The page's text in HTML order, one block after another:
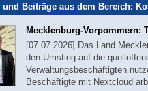
und Beiträge aus dem Bereich:
Mecklenburg-Vorpommern:
[07.07.2026] Das Land
den Umstieg auf die
Verwaltungsbeschäftigten
Beschäftigte mit Nextcloud